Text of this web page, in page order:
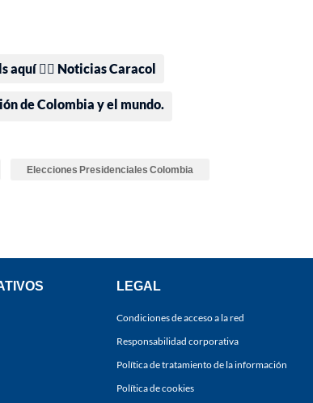
aquí 👉🏻 Noticias Caracol
de Colombia y el mundo.
Elecciones Presidenciales Colombia
LEGAL
Condiciones de acceso a la red
Responsabilidad corporativa
Política de tratamiento de la información
Política de cookies